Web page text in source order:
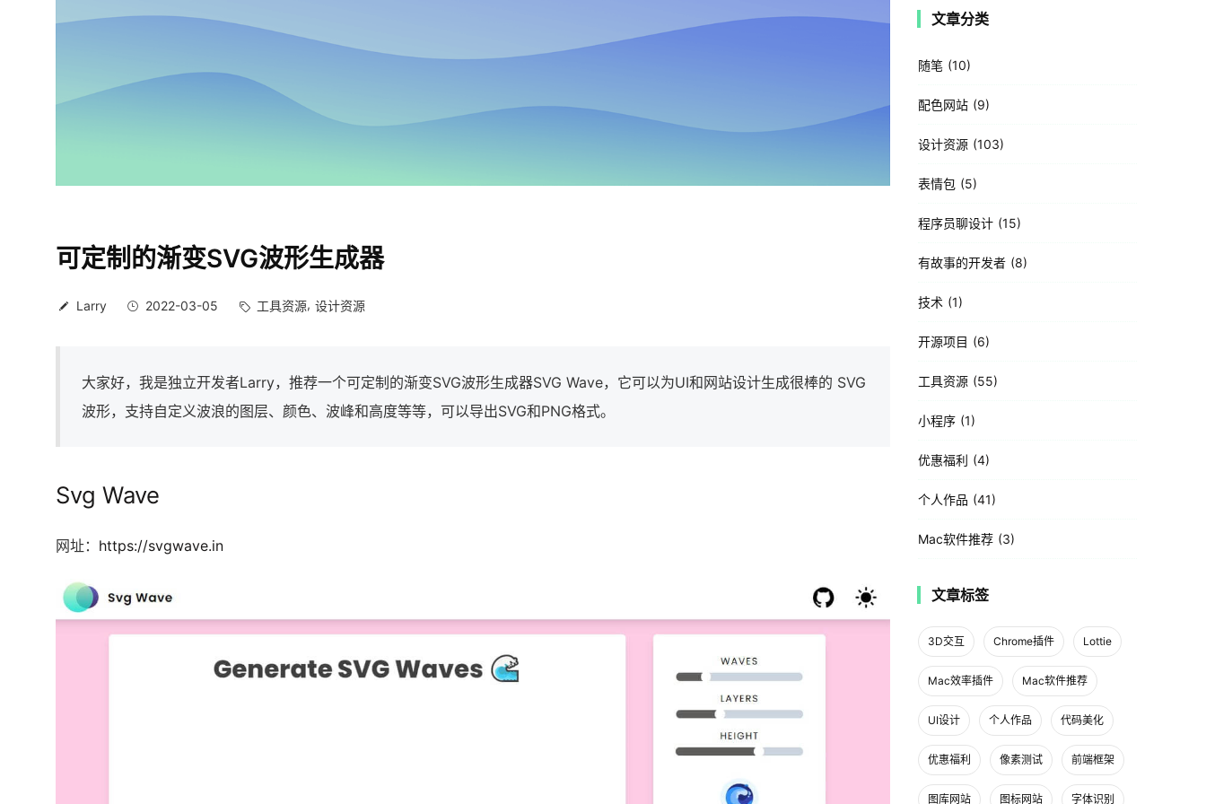
可定制的渐变SVG波形生成器
Larry 2022-03-05 工具资源 设计资源
大家好，我是独立开发者Larry，推荐一个可定制的渐变SVG波形生成器SVG Wave，它可以为UI和网站设计生成很棒的 SVG
波形，支持自定义波浪的图层、颜色、波峰和高度等等，可以导出SVG和PNG格式。
Svg Wave
网址： https://svgwave.in
文章分类
随笔 10
配色网站 9
设计资源 103
表情包 5
程序员聊设计 15
有故事的开发者 8
技术 1
开源项目 6
工具资源 55
小程序 1
优惠福利 4
个人作品 41
Mac软件推荐 3
文章标签
3D交互 Chrome插件 Lottie
Mac效率插件 Mac软件推荐
UI设计 个人作品 代码美化
优惠福利 像素测试 前端框架
图库网站 图标网站 字体识别